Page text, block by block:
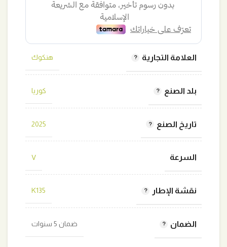
العلامة التجارية هنكوك
بلد الصنع كوريا
تاريخ الصنع 2025
السرعة V
نقشة الإطار K135
الضمان ضمان 5 سنوات